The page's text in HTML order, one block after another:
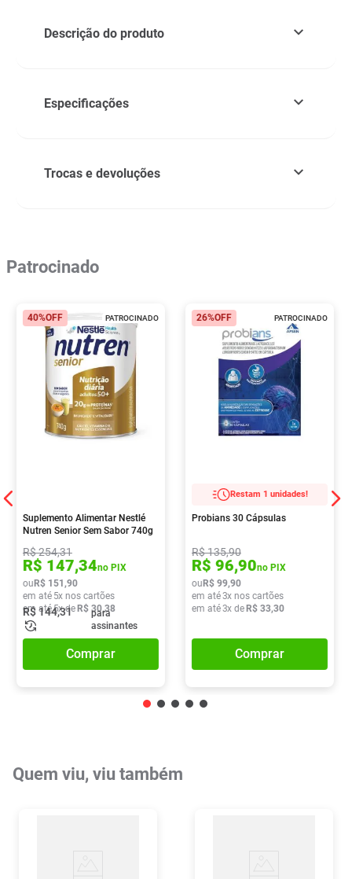
Descrição do produto
Especificações
Trocas e devoluções
Patrocinado
PATROCINADO
40%OFF
Suplemento Alimentar Nestlé
Nutren Senior Sem Sabor 740g
R$254,31
R$ 147,34no PIX
ou R$ 151 ,90
em até 5x nos cartões
em até5x de R$ 30,38
R$144,31
para
assinantes
Comprar
PATROCINADO
26%OFF
Restam 1 unidades!
Probians 30 Cápsulas
R$135,90
R$ 96,90no PIX
ou R$ 99,90
em até3x nos cartões
em até3x de R$ 33,30
Comprar
Quem viu, viu também